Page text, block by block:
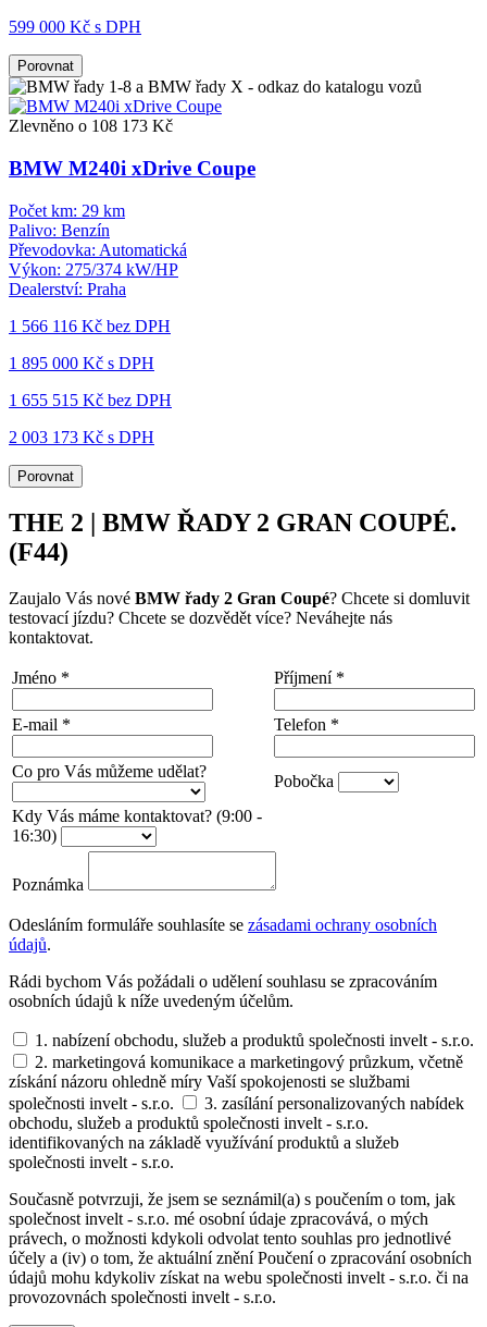
599 000 Kč s DPH
Porovnat
Zlevněno o 108 173 Kč
BMW M240i xDrive Coupe
Počet km: 29 km
Palivo: Benzín
Převodovka: Automatická
Výkon: 275/374 kW/HP
Dealerství: Praha
1 566 116 Kč bez DPH
1 895 000 Kč s DPH
1 655 515 Kč bez DPH
2 003 173 Kč s DPH
Porovnat
THE 2 | BMW ŘADY 2 GRAN COUPÉ.
(F44)
Zaujalo Vás nové BMW řady 2 Gran Coupé? Chcete si domluvit
testovací jízdu? Chcete se dozvědět více? Neváhejte nás
kontaktovat.
Jméno * Příjmení *
E-mail * Telefon *
Co pro Vás můžeme udělat?
Pobočka
Kdy Vás máme kontaktovat? (9:00 -
16:30)
Poznámka
Odesláním formuláře souhlasíte se zásadami ochrany osobních
údajů.
Rádi bychom Vás požádali o udělení souhlasu se zpracováním
osobních údajů k níže uvedeným účelům.
1. nabízení obchodu, služeb a produktů společnosti invelt - s.r.o.
2. marketingová komunikace a marketingový průzkum, včetně
získání názoru ohledně míry Vaší spokojenosti se službami
společnosti invelt - s.r.o.
3. zasílání personalizovaných nabídek
obchodu, služeb a produktů společnosti invelt - s.r.o.
identifikovaných na základě využívání produktů a služeb
společnosti invelt - s.r.o.
Současně potvrzuji, že jsem se seznámil(a) s poučením o tom, jak
společnost invelt - s.r.o. mé osobní údaje zpracovává, o mých
právech, o možnosti kdykoli odvolat tento souhlas pro jednotlivé
účely a (iv) o tom, že aktuální znění Poučení o zpracování osobních
údajů mohu kdykoliv získat na webu společnosti invelt - s.r.o. či na
provozovnách společnosti invelt - s.r.o.